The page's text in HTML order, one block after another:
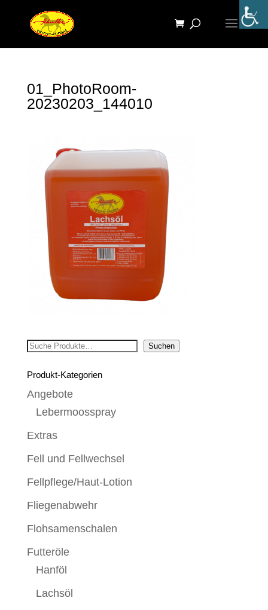
01_PhotoRoom-
20230203_144010
Suchen Suchen
Produkt-Kategorien
Angebote
Lebermoosspray
Extras
Fell und Fellwechsel
Fellpflege/Haut-Lotion
Fliegenabwehr
Flohsamenschalen
Futteröle
Hanföl
Lachsöl